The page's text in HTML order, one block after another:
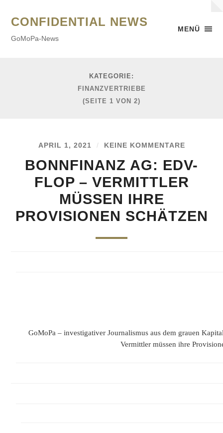
MENÜ
CONFIDENTIAL NEWS
GoMoPa-News
KATEGORIE:
FINANZVERTRIEBE
(SEITE 1 VON 2)
APRIL 1, 2021 / KEINE KOMMENTARE
BONNFINANZ AG: EDV-
FLOP – VERMITTLER
MÜSSEN IHRE
PROVISIONEN SCHÄTZEN
GoMoPa – investigativer Journalismus aus dem grauen
Vermittler müssen ihre